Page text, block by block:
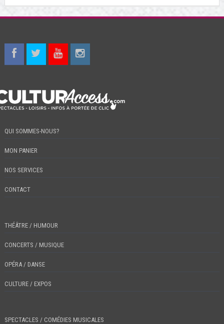
QUI SOMMES-NOUS?
MON PANIER
NOS SERVICES
CONTACT
THÉÂTRE / HUMOUR
CONCERTS / MUSIQUE
OPÉRA / DANSE
CULTURE / EXPOS
SPECTACLES / COMÉDIES MUSICALES